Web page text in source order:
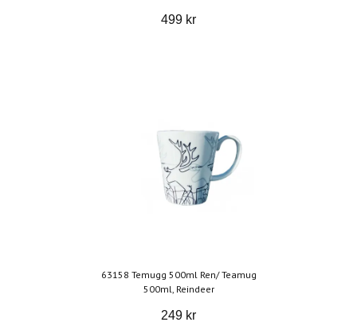
499 kr
63158 Temugg 500ml Ren/ Teamug
500ml, Reindeer
249 kr